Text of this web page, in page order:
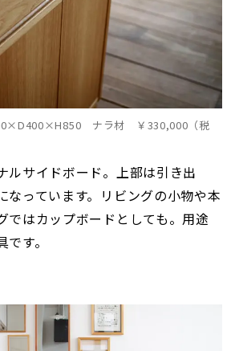
ナラ材 ￥330,000（税
ルサイドボード。上部は引き出
なっています。リビングの小物や本
ではカップボードとしても。用途
す。